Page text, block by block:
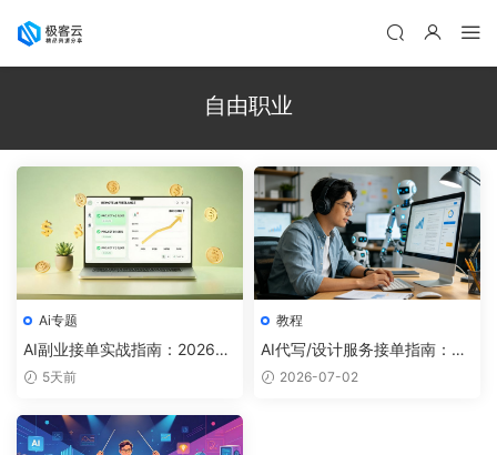
自由职业
Ai专题
AI副业接单实战指南：2026年
零门槛变现的6个高需求赛道
5天前
教程
AI代写/设计服务接单指南：用
AI工具高效交付客户项目的实
2026-07-02